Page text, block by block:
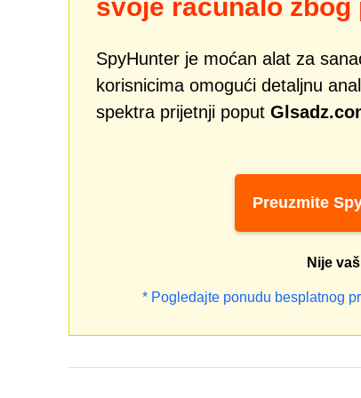
svoje računalo zbog
SpyHunter je moćan alat za
korisnicima omogući detaljnu
spektra prijetnji poput
Preuzmite
Nije
* Pogledajte ponudu besplatnog